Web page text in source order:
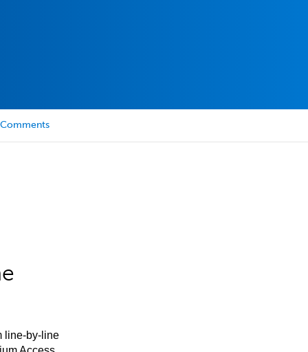
Comments
line-by-line